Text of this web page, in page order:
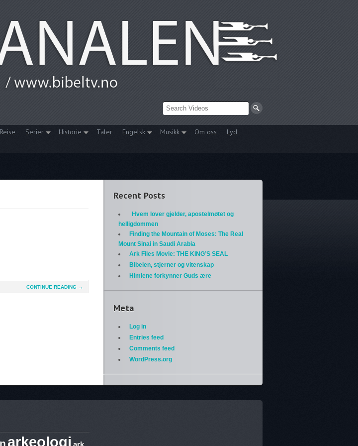
Reise Serier Historie Taler Engelsk Musikk Om oss
Lyd
CONTINUE READING →
Recent Posts
Hvem lover gjelder, apostelmøtet og
helligdommen
Finding the Mountain of Moses: The Real
Mount Sinai in Saudi Arabia
Ark Files Movie: THE KING’S SEAL
Bibelen, stjerner og vitenskap
Himlene forkynner Guds ære
Meta
Log in
Entries feed
Comments feed
WordPress.org
arkeologi